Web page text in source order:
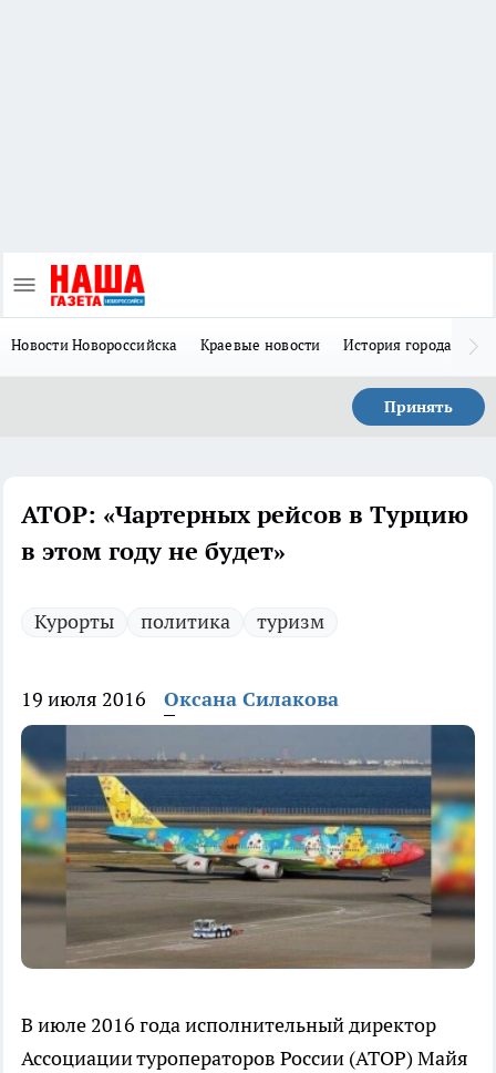
Новости Новороссийска Краевые новости История города Н
Принять
АТОР: «Чартерных рейсов в Турцию
в этом году не будет»
Курорты политика туризм
19 июля 2016 Оксана Силакова
В июле 2016 года исполнительный директор
Ассоциации туроператоров России (АТОР) Майя